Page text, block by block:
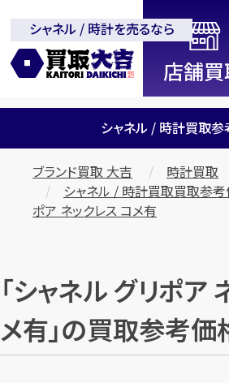
全国2200店舗以上展開中！ 信頼と
吉」
シャネル / 時計を売るなら
シャネル / 時計買取
ブランド買取 大吉 時計買取
シャネル / 時計買取買取参
ポア ネックレス コメ有
「シャネル グリポア
メ有」の買取参考価